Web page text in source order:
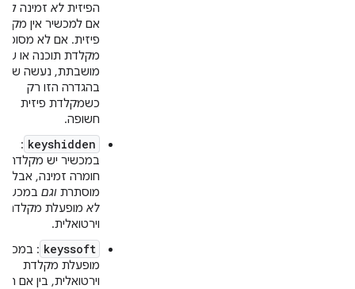
הפיזית לא זמינה לו
אם למכשיר אין
פיזית. אם לא
מקלדת תוכנה או
מושבתת, נעשה
בהגדרה הזו רק
כשמקלדת פיזית
חשופה.
keyshidden
:
במכשיר יש מקלדת
חומרה זמינה, אבל
מוסתרת וגם במכשיר
לא מופעלת מקלדת
וירטואלית.
keyssoft
:
מופעלת מקלדת
וירטואלית, בין אם היא